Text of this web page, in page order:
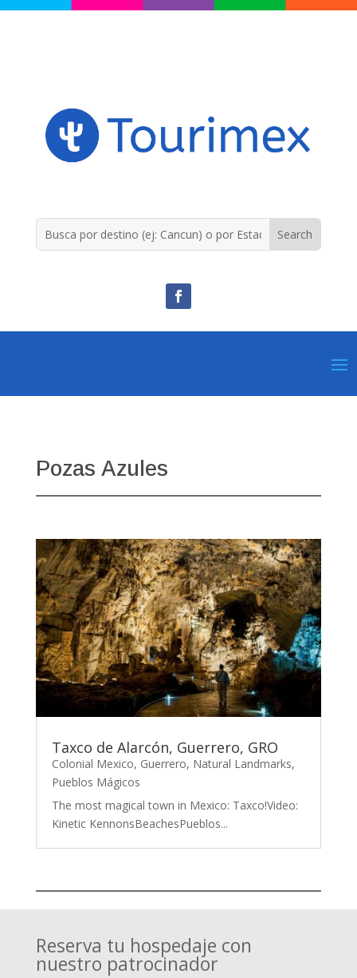
Pozas Azules
Taxco de Alarcón, Guerrero, GRO
Colonial Mexico, Guerrero, Natural Landmarks,
Pueblos Mágicos
The most magical town in Mexico: Taxco!Video:
Kinetic KennonsBeachesPueblos...
Reserva tu hospedaje con
nuestro patrocinador